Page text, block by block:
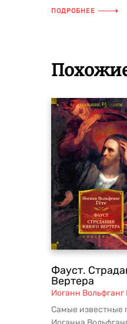
уже два столетия
ПОДРОБНЕЕ
Фауст.
Вертера
Иоганн Вольфганг
Самые известные